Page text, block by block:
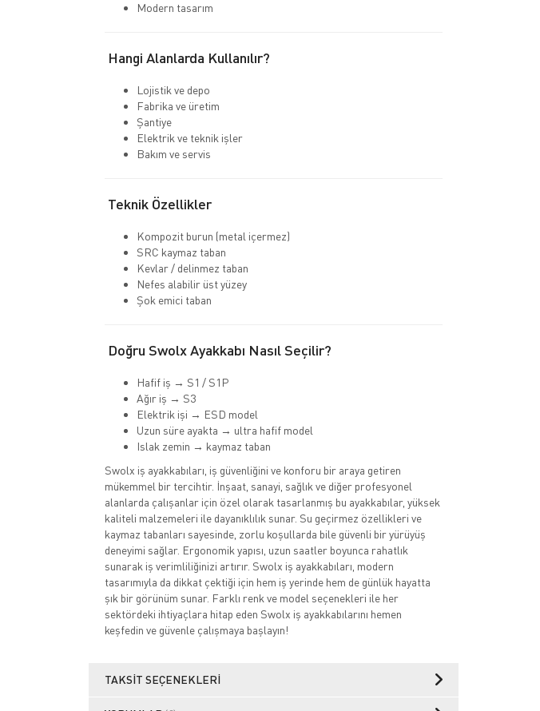
Modern tasarım
Hangi Alanlarda Kullanılır?
Lojistik ve depo
Fabrika ve üretim
Şantiye
Elektrik ve teknik işler
Bakım ve servis
Teknik Özellikler
Kompozit burun (metal içermez)
SRC kaymaz taban
Kevlar / delinmez taban
Nefes alabilir üst yüzey
Şok emici taban
Doğru Swolx Ayakkabı Nasıl Seçilir?
Hafif iş → S1 / S1P
Ağır iş → S3
Elektrik işi → ESD model
Uzun süre ayakta → ultra hafif model
Islak zemin → kaymaz taban
Swolx iş ayakkabıları, iş güvenliğini ve konforu bir araya getiren
mükemmel bir tercihtir. İnşaat, sanayi, sağlık ve diğer profesyonel
alanlarda çalışanlar için özel olarak tasarlanmış bu ayakkabılar, yüksek
kaliteli malzemeleri ile dayanıklılık sunar. Su geçirmez özellikleri ve
kaymaz tabanları sayesinde, zorlu koşullarda bile güvenli bir yürüyüş
deneyimi sağlar. Ergonomik yapısı, uzun saatler boyunca rahatlık
sunarak iş verimliliğinizi artırır. Swolx iş ayakkabıları, modern
tasarımıyla da dikkat çektiği için hem iş yerinde hem de günlük hayatta
şık bir görünüm sunar. Farklı renk ve model seçenekleri ile her
sektördeki ihtiyaçlara hitap eden Swolx iş ayakkabılarını hemen
keşfedin ve güvenle çalışmaya başlayın!
TAKSIT SEÇENEKLERI